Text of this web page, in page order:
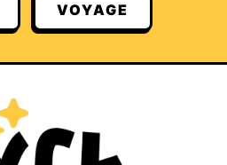
VOYAGE